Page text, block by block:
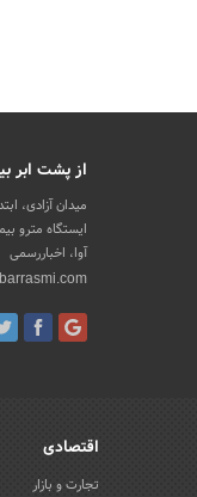
از پشت ابر
میدان آزادی،
ایستگاه مترو
آوا، اخباررسمی
اقتصادی
تجارت و بازار